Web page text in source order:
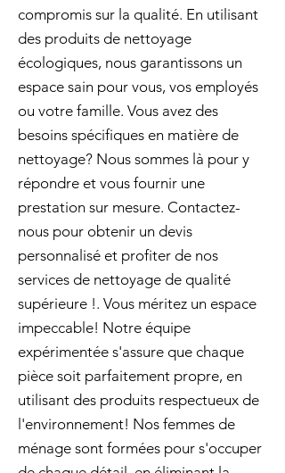
compromis sur la qualité. En utilisant
des produits de nettoyage
écologiques, nous garantissons un
espace sain pour vous, vos employés
ou votre famille. Vous avez des
besoins spécifiques en matière de
nettoyage? Nous sommes là pour y
répondre et vous fournir une
prestation sur mesure. Contactez-
nous pour obtenir un devis
personnalisé et profiter de nos
services de nettoyage de qualité
supérieure !. Vous méritez un espace
impeccable! Notre équipe
expérimentée s'assure que chaque
pièce soit parfaitement propre, en
utilisant des produits respectueux de
l'environnement! Nos femmes de
ménage sont formées pour s'occuper